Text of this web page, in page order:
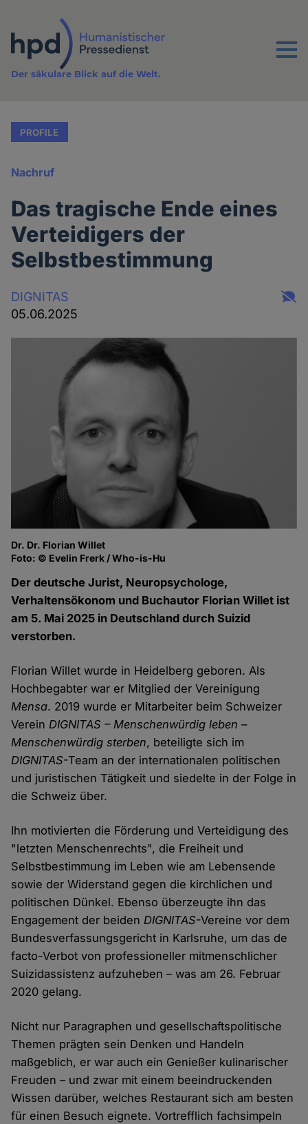
Inhalt
Menu
Der säkulare Blick auf die Welt.
PROFILE
Nachruf
Das tragische Ende eines
Verteidigers der
Selbstbestimmung
DIGNITAS
05.06.2025
Dr. Dr. Florian Willet
Foto: © Evelin Frerk / Who-is-Hu
Der deutsche Jurist, Neuropsychologe,
Verhaltensökonom und Buchautor Florian Willet ist
am 5. Mai 2025 in Deutschland durch Suizid
verstorben.
Florian Willet wurde in Heidelberg geboren. Als
Hochbegabter war er Mitglied der Vereinigung
Mensa. 2019 wurde er Mitarbeiter beim Schweizer
VereinDIGNITAS – Menschenwürdig leben –
Menschenwürdig sterben, beteiligte sich im
DIGNITAS-Team an der internationalen politischen
und juristischen Tätigkeit und siedelte in der Folge in
die Schweiz über.
Ihn motivierten die Förderung und Verteidigung des
"letzten Menschenrechts", die Freiheit und
Selbstbestimmung im Leben wie am Lebensende
sowie der Widerstand gegen die kirchlichen und
politischen Dünkel. Ebenso überzeugte ihn das
Engagement der beidenDIGNITAS-Vereine vor dem
Bundesverfassungsgericht in Karlsruhe, um das de
facto-Verbot von professioneller mitmenschlicher
Suizidassistenz aufzuheben – was am 26. Februar
2020 gelang.
Nicht nur Paragraphen und gesellschaftspolitische
Themen prägten sein Denken und Handeln
maßgeblich, er war auch ein Genießer kulinarischer
Freuden – und zwar mit einem beeindruckenden
Wissen darüber, welches Restaurant sich am besten
für einen Besuch eignete. Vortrefflich fachsimpeln